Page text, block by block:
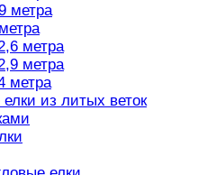
метра
метра
метра
метра
из литых веток